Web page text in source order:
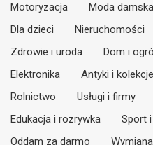
Motoryzacja Moda damska
Dla dzieci
Nieruchomości
Zdrowie i uroda
Dom i
Elektronika
Antyki i kolekcje
Rolnictwo
Usługi i firmy
Edukacja i rozrywka
Sport
Oddam za darmo